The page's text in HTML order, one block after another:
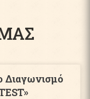
Διαγωνισμό